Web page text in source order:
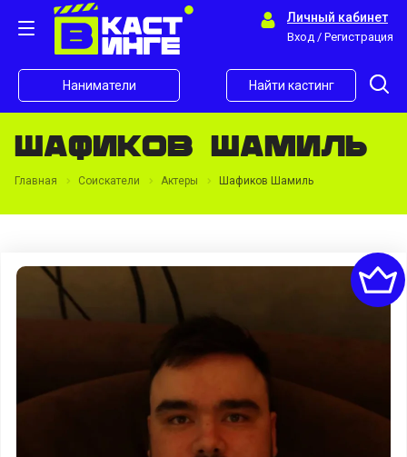
Личный кабинет
Вход / Регистрация
Наниматели Найти кастинг
Шафиков Шамиль
Главная Соискатели Актеры Шафиков Шамиль